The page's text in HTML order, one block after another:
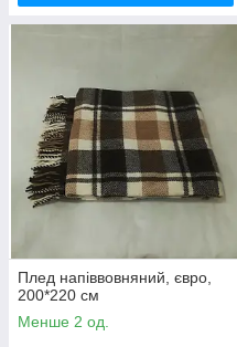
Плед напіввовняний, євро,
200*220 см
Менше 2 од.